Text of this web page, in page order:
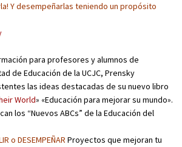
Y desempeñarlas teniendo un propósito
para profesores y alumnos de
de Educación de la UCJC, Prensky
las ideas destacadas de su nuevo libro
World» «Educación para mejorar su mundo».
los “Nuevos ABCs” de la Educación del
o DESEMPEÑAR Proyectos que mejoran tu